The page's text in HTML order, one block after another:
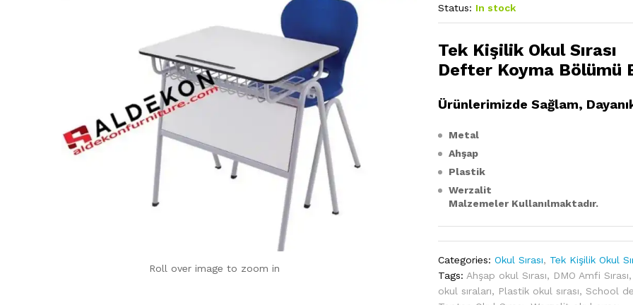
Roll over image to zoom in
Status: In stock
Tek Kişilik Okul Sırası
Defter Koyma Bölümü
Ürünlerimizde Sağlam,
Metal
Ahşap
Plastik
Werzalit
Malzemeler Kullanılmaktadır.
Categories:Okul Sırası, Tek Kişilik Okul
Tags: Ahşap okul Sırası, DMO Amfi Sırası
okul sıraları, Plastik okul sırası,School